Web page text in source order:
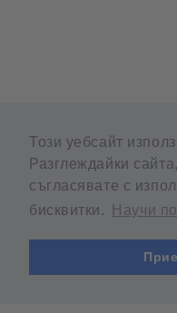
Този уебсайт
Разглеждайки
съгласявате с
бисквитки.
Научи